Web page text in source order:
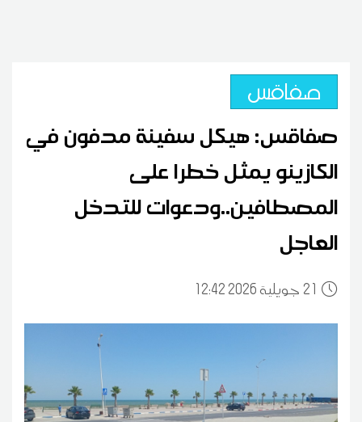
صفاقس
صفاقس: هيكل سفينة مدفون في
الكازينو يمثل خطرا على
المصطافين..ودعوات للتدخل
العاجل
21 12:42 2026 جويلية